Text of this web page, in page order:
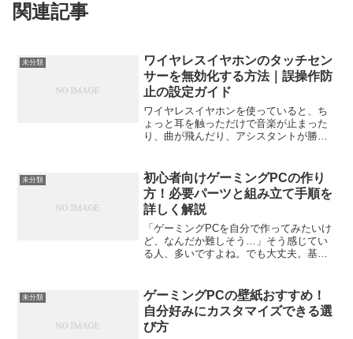
関連記事
未分類
ワイヤレスイヤホンのタッチセン
サーを無効化する方法｜誤操作防
止の設定ガイド
ワイヤレスイヤホンを使っていると、ち
ょっと耳を触っただけで音楽が止まった
り、曲が飛んだり、アシスタントが勝手
か？便利なはずの機能が、日常では意外
と厄介。この記事では、ワ...
未分類
初心者向けゲーミングPCの作り
方！必要パーツと組み立て手順を
詳しく解説
「ゲーミングPCを自分で作ってみたいけ
ど、なんだか難しそう…」そう感じてい
る人、多いですよね。でも大丈夫。基本
の記事では、初心者が安心して挑戦でき
るゲーミングPCの作り...
未分類
ゲーミングPCの壁紙おすすめ！
自分好みにカスタマイズできる選
び方